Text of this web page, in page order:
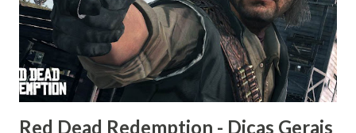
Red Dead Redemption - Dicas Gerais